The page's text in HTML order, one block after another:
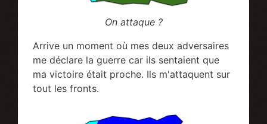
On attaque ?
Arrive un moment où mes deux adversaires
me déclare la guerre car ils sentaient que
ma victoire était proche. Ils m'attaquent sur
tout les fronts.